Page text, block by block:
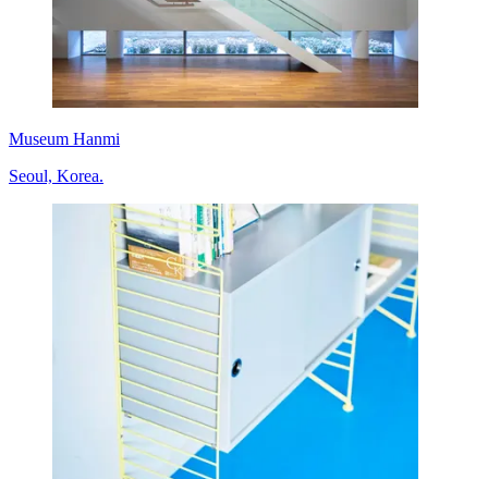
Museum Hanmi
Seoul, Korea.